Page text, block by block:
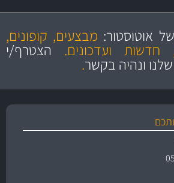
מחירים
הוגנים
והיצע מוצרים איכותיאוטוסטור: מבצעים, קופונים,
חדשות ועדכונים. הצטרף/י
ונהיה בקשר.